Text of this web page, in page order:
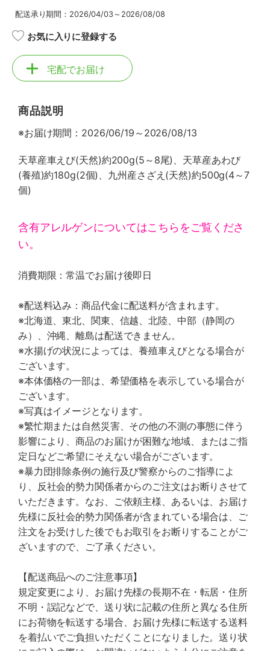
配送承り期間：2026/04/03～2026/08/08
お気に入りに登録する
宅配でお届け
商品説明
※お届け期間：2026/06/19～2026/08/13
天草産車えび(天然)約200g(5～8尾)、天草産あわび
(養殖)約180g(2個)、九州産さざえ(天然)約500g(4～7
個)
含有アレルゲンについてはこちらをご覧くださ
い。
消費期限：常温でお届け後即日
※配送料込み：商品代金に配送料が含まれます。
※北海道、東北、関東、信越、北陸、中部（静岡の
み）、沖縄、離島は配送できません。
※水揚げの状況によっては、養殖車えびとなる場合が
ございます。
※本体価格の一部は、希望価格を表示している場合が
ございます。
※写真はイメージとなります。
※繁忙期または自然災害、その他の不測の事態に伴う
影響により、商品のお届けが困難な地域、またはご指
定日などご希望にそえない場合がございます。
※暴力団排除条例の施行及び警察からのご指導によ
り、反社会的勢力関係者からのご注文はお断りさせて
いただきます。なお、ご依頼主様、あるいは、お届け
先様に反社会的勢力関係者が含まれている場合は、ご
注文をお受けした後でもお取引をお断りすることがご
ざいますので、ご了承ください。
【配送商品へのご注意事項】
規定変更により、お届け先様の長期不在・転居・住所
不明・誤記などで、送り状に記載の住所と異なる住所
にお荷物を転送する場合、お届け先様に転送する送料
を着払いでご負担いただくことになりました。送り状